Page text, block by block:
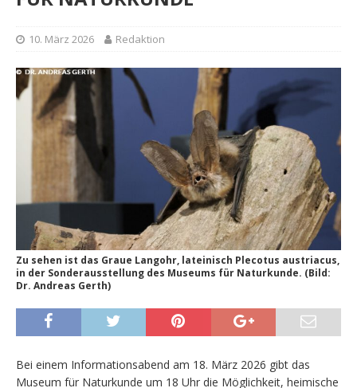
10. März 2026 Redaktion
Zu sehen ist das Graue Langohr, lateinisch Plecotus austriacus,
in der Sonderausstellung des Museums für Naturkunde. (Bild:
Dr. Andreas Gerth)
Bei einem Informationsabend am 18. März 2026 gibt das
Museum für Naturkunde um 18 Uhr die Möglichkeit, heimische